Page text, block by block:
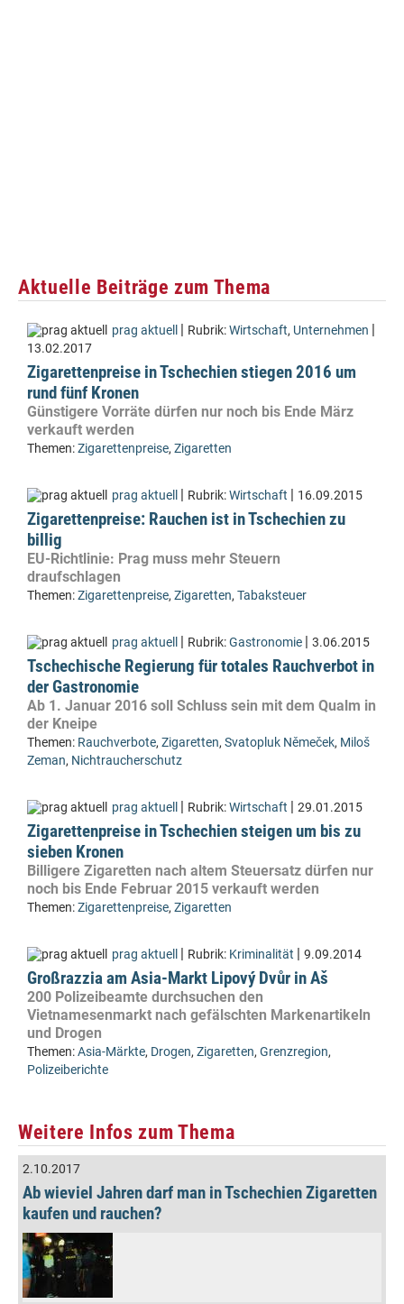
Aktuelle Beiträge zum Thema
prag aktuell | Rubrik:Wirtschaft, Unternehmen |
13.02.2017
Zigarettenpreise in Tschechien stiegen 2016 um
rund fünf Kronen
Günstigere Vorräte dürfen nur noch bis Ende März
verkauft werden
Themen:Zigarettenpreise, Zigaretten
prag aktuell | Rubrik:Wirtschaft | 16.09.2015
Zigarettenpreise: Rauchen ist in Tschechien zu
billig
EU-Richtlinie: Prag muss mehr Steuern
draufschlagen
Themen:Zigarettenpreise, Zigaretten, Tabaksteuer
prag aktuell | Rubrik:Gastronomie | 3.06.2015
Tschechische Regierung für totales Rauchverbot in
der Gastronomie
Ab 1. Januar 2016 soll Schluss sein mit dem Qualm in
der Kneipe
Themen: Rauchverbote, Zigaretten, Svatopluk Němeček, Miloš
Zeman, Nichtraucherschutz
prag aktuell | Rubrik:Wirtschaft | 29.01.2015
Zigarettenpreise in Tschechien steigen um bis zu
sieben Kronen
Billigere Zigaretten nach altem Steuersatz dürfen nur
noch bis Ende Februar 2015 verkauft werden
Themen:Zigarettenpreise, Zigaretten
prag aktuell | Rubrik: Kriminalität | 9.09.2014
Großrazzia am Asia-Markt Lipový Dvůr in Aš
200 Polizeibeamte durchsuchen den
Vietnamesenmarkt nach gefälschten Markenartikeln
und Drogen
Themen:Asia-Märkte, Drogen, Zigaretten, Grenzregion,
Polizeiberichte
Weitere Infos zum Thema
2.10.2017
Ab wieviel Jahren darf man in Tschechien Zigaretten
kaufen und rauchen?